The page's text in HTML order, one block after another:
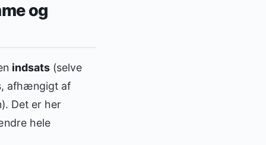
og
indsats (selve
afhængigt af
Det er her
hele